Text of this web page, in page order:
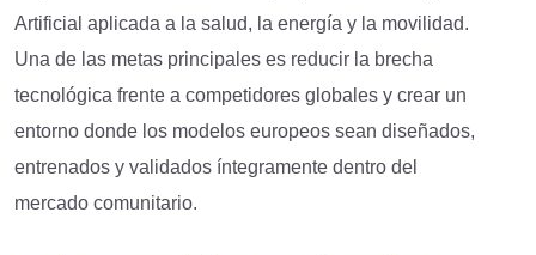
Artificial aplicada a la salud, la energía y la movilidad.
Una de las metas principales es reducir la brecha
tecnológica frente a competidores globales y crear un
entorno donde los modelos europeos sean diseñados,
entrenados y validados íntegramente dentro del
mercado comunitario.